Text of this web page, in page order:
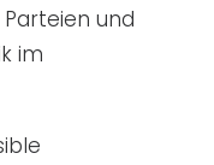
und
im